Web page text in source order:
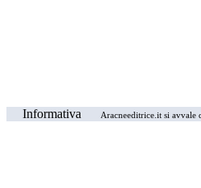
Informativa Aracneeditrice.it si